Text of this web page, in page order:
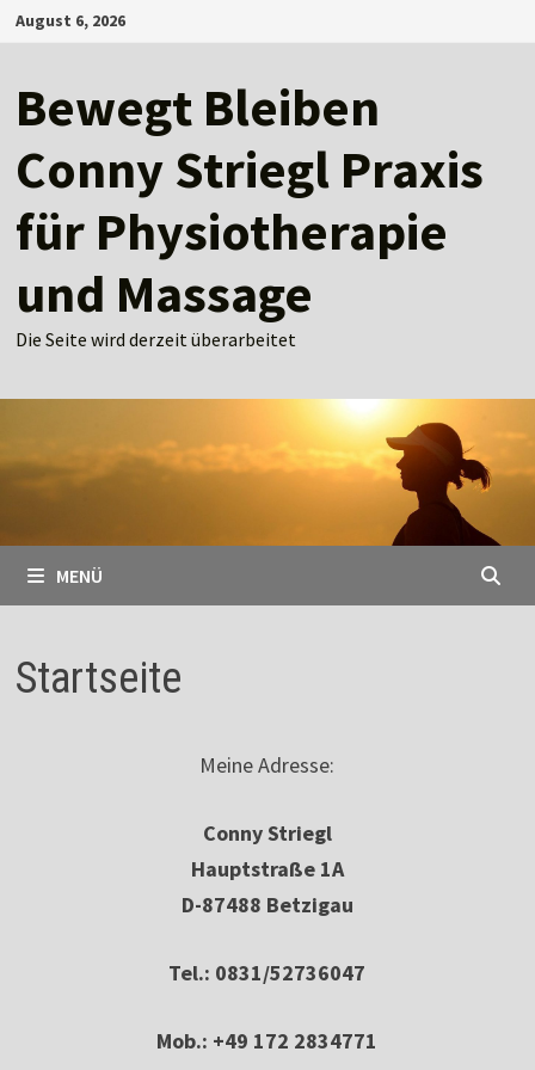
Zum
Inhalt
August 6, 2026
Bewegt Bleiben
Conny Striegl Praxis
für Physiotherapie
und Massage
Die Seite wird derzeit überarbeitet
MENÜ
Startseite
Meine Adresse:
Conny Striegl
Hauptstraße 1A
D-87488 Betzigau
Tel.: 0831/52736047
Mob.: +49 172 2834771